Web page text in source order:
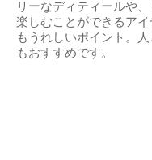
リーなディティールや
楽しむことができるア
もうれしいポイント。
もおすすめです。